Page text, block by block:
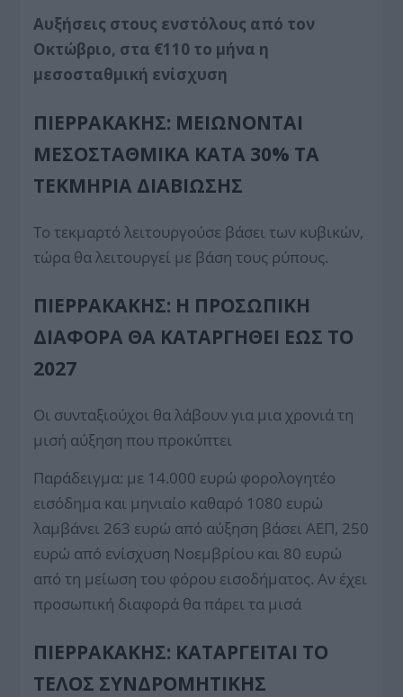
Αυξήσεις στους ενστόλους από τον
Οκτώβριο, στα €110 το μήνα η
μεσοσταθμική ενίσχυση
ΠΙΕΡΡΑΚΆΚΗΣ: ΜΕΙΏΝΟΝΤΑΙ
ΜΕΣΟΣΤΑΘΜΙΚΆ ΚΑΤΆ 30% ΤΑ
ΤΕΚΜΉΡΙΑ ΔΙΑΒΊΩΣΗΣ
Το τεκμαρτό λειτουργούσε βάσει των κυβικών,
τώρα θα λειτουργεί με βάση τους ρύπους.
ΠΙΕΡΡΑΚΆΚΗΣ: Η ΠΡΟΣΩΠΙΚΉ
ΔΙΑΦΟΡΆ ΘΑ ΚΑΤΑΡΓΗΘΕΊ ΈΩΣ ΤΟ
2027
Οι συνταξιούχοι θα λάβουν για μια χρονιά τη
μισή αύξηση που προκύπτει
Παράδειγμα: με 14.000 ευρώ φορολογητέο
εισόδημα και μηνιαίο καθαρό 1080 ευρώ
λαμβάνει 263 ευρώ από αύξηση βάσει ΑΕΠ, 250
ευρώ από ενίσχυση Νοεμβρίου και 80 ευρώ
από τη μείωση του φόρου εισοδήματος. Αν έχει
προσωπική διαφορά θα πάρει τα μισά
ΠΙΕΡΡΑΚΆΚΗΣ: ΚΑΤΑΡΓΕΊΤΑΙ ΤΟ
ΤΈΛΟΣ ΣΥΝΔΡΟΜΗΤΙΚΉΣ